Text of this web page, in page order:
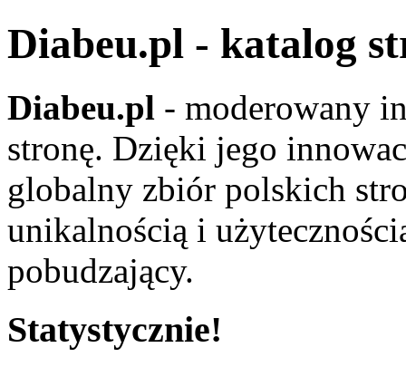
Diabeu.pl - katalog
Diabeu.pl - moderowany
stronę. Dzięki jego
globalny zbiór polskich
unikalnością i
pobudzający.
Statystycznie!